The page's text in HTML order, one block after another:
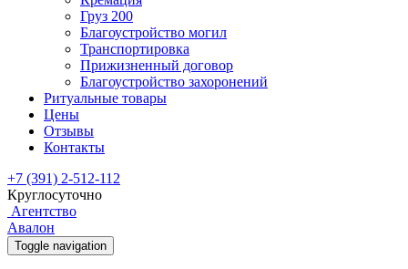
Груз 200
Благоустройство могил
Транспортировка
Прижизненный договор
Благоустройство захоронений
Ритуальные товары
Цены
Отзывы
Контакты
+7 (391) 2-512-112
Круглосуточно
Агентство
Авалон
Toggle navigation